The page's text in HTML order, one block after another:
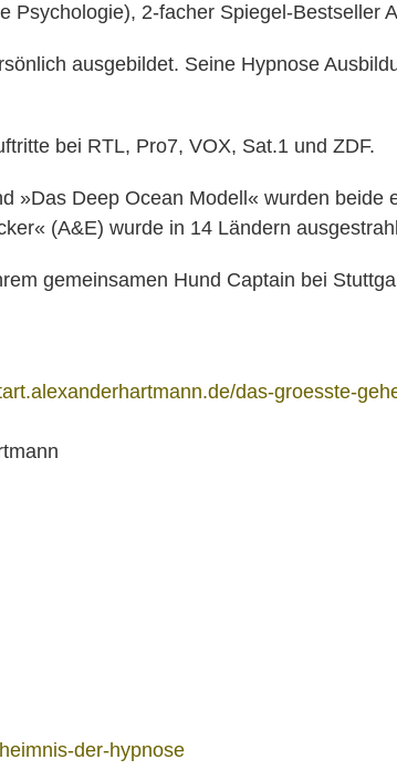
Psychologie), 2-facher Spiegel-Bestseller
ausgebildet. Seine Hypnose
bei RTL, Pro7, VOX, Sat.1 und ZDF.
»Das Deep Ocean Modell« wurden
(A&E) wurde in 14 Ländern
gemeinsamen Hund Captain bei
das-groesste-
der-hypnose